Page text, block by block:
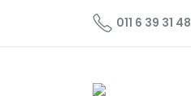
011 6 39 31 48